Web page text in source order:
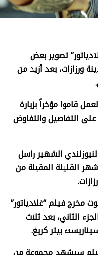
تصوير بعض
ورزازات، بعد أزيد من
قاموا مؤخراً بزيارة
التفاصيل والتفاوض
الشهير راسل
القليلة المقبلة من
مخرج فيلم “غلادياتور”
الثاني، بعد ثلاث
بيتر كريغ.